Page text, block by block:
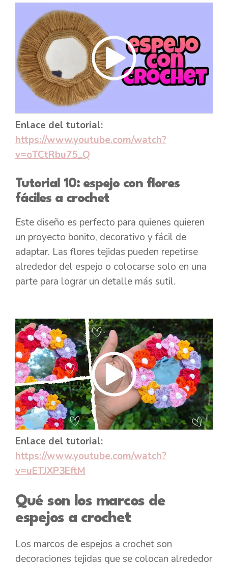
Enlace del tutorial:
https://www.youtube.com/watch?
v=oTCtRbu75_Q
Tutorial 10: espejo con flores
fáciles a crochet
Este diseño es perfecto para quienes quieren
un proyecto bonito, decorativo y fácil de
adaptar. Las flores tejidas pueden repetirse
alrededor del espejo o colocarse solo en una
parte para lograr un detalle más sutil.
Enlace del tutorial:
https://www.youtube.com/watch?
v=uETJXP3EftM
Qué son los marcos de
espejos a crochet
Los marcos de espejos a crochet son
decoraciones tejidas que se colocan alrededor